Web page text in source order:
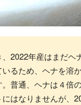
2022年産はまだヘ
るため、ヘナを溶
普通、ヘナは４倍
はなりませんが、